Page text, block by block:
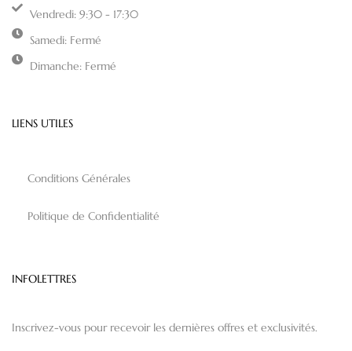
Vendredi: 9:30 - 17:30
Samedi: Fermé
Dimanche: Fermé
LIENS UTILES
Conditions Générales
Politique de Confidentialité
INFOLETTRES
Inscrivez-vous pour recevoir les dernières offres et exclusivités.